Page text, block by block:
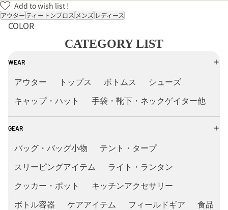
Add to wish list !
アウター ティートンブロス メンズ レディース
COLOR
CATEGORY LIST
WEAR
アウター トップス ボトムス シューズ
キャップ・ハット 手袋・靴下・ネックゲイター他
GEAR
バッグ・バッグ小物 テント・タープ
スリーピングアイテム ライト・ランタン
クッカー・ポット キッチンアクセサリー
ボトル容器 ケアアイテム フィールドギア 食品